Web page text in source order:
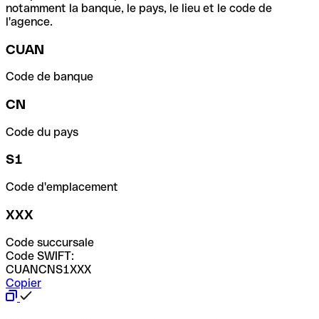
notamment la banque, le pays, le lieu et le code de
l'agence.
CUAN
Code de banque
CN
Code du pays
S1
Code d'emplacement
XXX
Code succursale
Code SWIFT:
CUANCNS1XXX
Copier